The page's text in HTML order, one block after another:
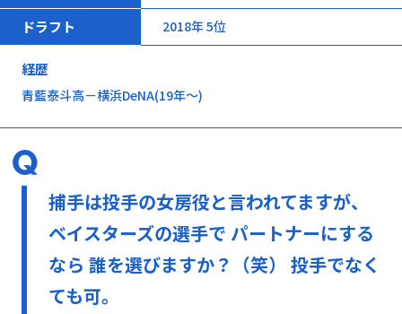
ドラフト 2018年 5位
経歴
青藍泰斗高－横浜DeNA(19年～)
捕手は投手の女房役と言われてますが、
ベイスターズの選手で パートナーにする
なら 誰を選びますか？（笑） 投手でなく
ても可。